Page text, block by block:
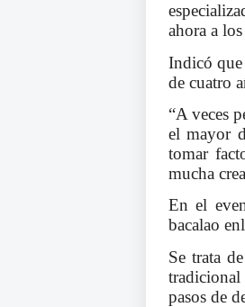
ahora a
Indicó que
de cuatro
“A veces
el mayor
tomar
mucha
En el
bacalao
Se trata
pasos de